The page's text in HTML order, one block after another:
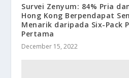
Survei Zenyum: 84% Pria
Hong Kong Berpendapat
Menarik daripada Six-Pack
Pertama
December 15, 2022